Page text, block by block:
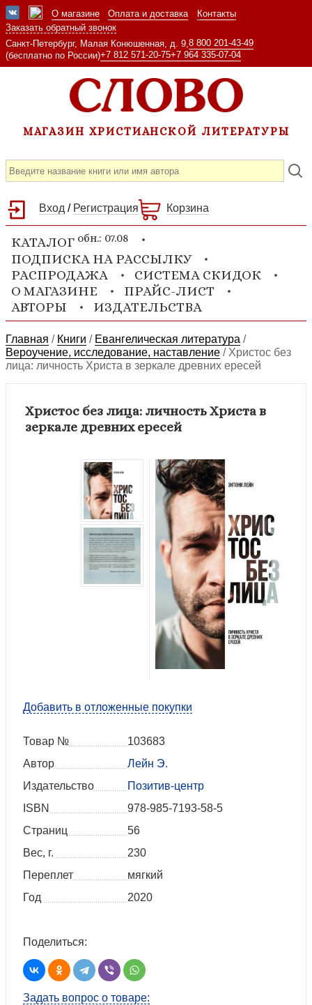
О магазине Оплата и доставка
Контакты
Заказать обратный звонок
Санкт-Петербург, Малая Конюшенная, д. 9, 8 800 201-43-49
(бесплатно по России)+7 812 571-20-75+7 964 335-07-04
МАГАЗИН ХРИСТИАНСКОЙ ЛИТЕРАТУРЫ
Вход / Регистрация Корзина
КАТАЛОГ обн.: 07.08
ПОДПИСКА НА РАССЫЛКУ
РАСПРОДАЖА
СИСТЕМА СКИДОК
О МАГАЗИНЕ
ПРАЙС-ЛИСТ
АВТОРЫ
ИЗДАТЕЛЬСТВА
Главная / Книги / Евангелическая литература /
Вероучение, исследование, наставление / Христос без
лица: личность Христа в зеркале древних ересей
Христос без лица: личность Христа в
зеркале древних ересей
Добавить в отложенные покупки
Товар №
103683
Автор
Лейн Э.
Издательство
Позитив-центр
ISBN
978-985-7193-58-5
Страниц
56
Вес, г.
230
Переплет
мягкий
Год
2020
Поделиться:
Задать вопрос о товаре: